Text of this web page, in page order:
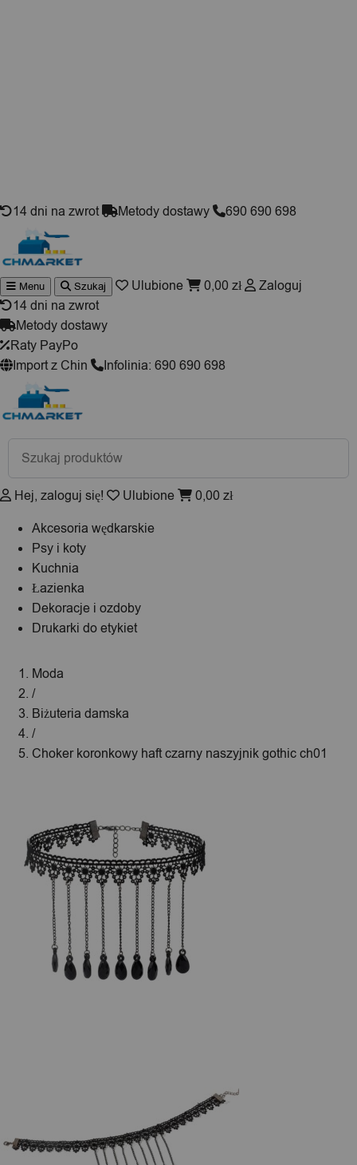
14 dni na zwrot Metody dostawy 690 690 698
Wyszukiwarka
produktów
Menu Szukaj Ulubione 0,00 zł
Zaloguj
14 dni na zwrot
Metody dostawy
Raty PayPo
Import z Chin
Infolinia: 690 690 698
Wyszukiwarka
produktów
Hej, zaloguj się! Ulubione 0,00 zł
Akcesoria wędkarskie
Psy i koty
Kuchnia
Łazienka
Dekoracje i ozdoby
Drukarki do etykiet
Moda
/
Biżuteria damska
/
Choker koronkowy haft czarny naszyjnik gothic ch01